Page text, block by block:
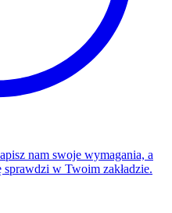
nam swoje wymagania, a
w Twoim zakładzie.